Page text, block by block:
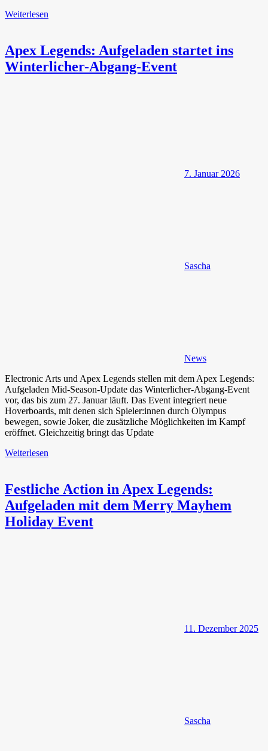
Weiterlesen
Apex Legends: Aufgeladen startet ins
Winterlicher-Abgang-Event
7. Januar 2026
Sascha
News
Electronic Arts und Apex Legends stellen mit dem Apex Legends:
Aufgeladen Mid-Season-Update das Winterlicher-Abgang-Event
vor, das bis zum 27. Januar läuft. Das Event integriert neue
Hoverboards, mit denen sich Spieler:innen durch Olympus
bewegen, sowie Joker, die zusätzliche Möglichkeiten im Kampf
eröffnet. Gleichzeitig bringt das Update
Weiterlesen
Festliche Action in Apex Legends:
Aufgeladen mit dem Merry Mayhem
Holiday Event
11. Dezember 2025
Sascha